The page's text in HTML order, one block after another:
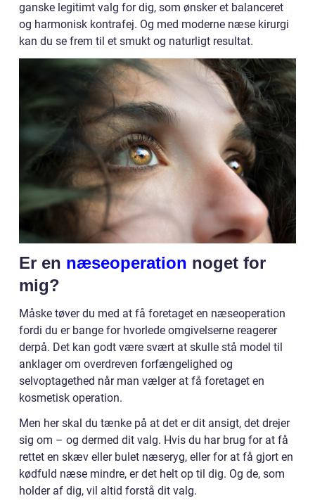
ganske legitimt valg for dig, som ønsker et balanceret
og harmonisk kontrafej. Og med moderne næse kirurgi
kan du se frem til et smukt og naturligt resultat.
Er en næseoperation noget for
mig?
Måske tøver du med at få foretaget en næseoperation
fordi du er bange for hvorlede omgivelserne reagerer
derpå. Det kan godt være svært at skulle stå model til
anklager om overdreven forfængelighed og
selvoptagethed når man vælger at få foretaget en
kosmetisk operation.
Men her skal du tænke på at det er dit ansigt, det drejer
sig om – og dermed dit valg. Hvis du har brug for at få
rettet en skæv eller bulet næseryg, eller for at få gjort en
kødfuld næse mindre, er det helt op til dig. Og de, som
holder af dig, vil altid forstå dit valg.